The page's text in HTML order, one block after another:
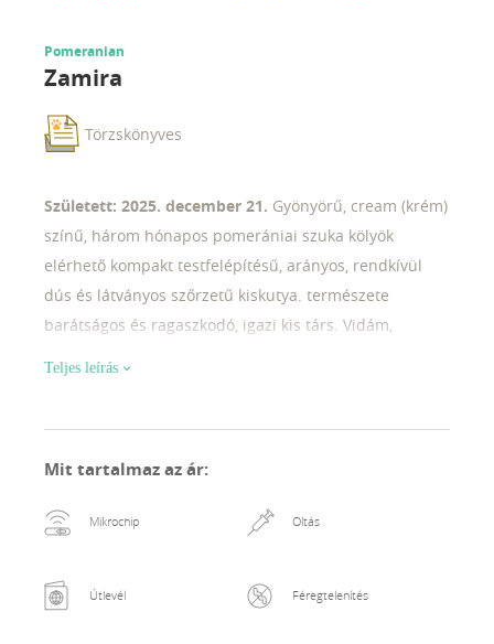
Pomeranian
Zamira
Törzskönyves
Született: 2025. december 21. Gyönyörű, cream (krém)
színű, három hónapos pomerániai szuka kölyök
elérhető kompakt testfelépítésű, arányos, rendkívül
dús és látványos szőrzetű kiskutya. természete
barátságos és ragaszkodó, igazi kis társ. Vidám,
költözhet új otthonába szerető, felelősségteljes gazdit
Teljes leírás
Mit tartalmaz az ár:
Mikrochip Oltás
Útlevél Féregtelenítés